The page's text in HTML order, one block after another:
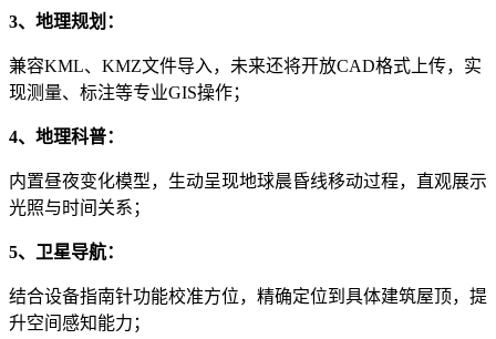
3、地理规划：
兼容KML、KMZ文件导入，未来还将开放CAD格式上传，实
现测量、标注等专业GIS操作；
4、地理科普：
内置昼夜变化模型，生动呈现地球晨昏线移动过程，直观展示
光照与时间关系；
5、卫星导航：
结合设备指南针功能校准方位，精确定位到具体建筑屋顶，提
升空间感知能力；